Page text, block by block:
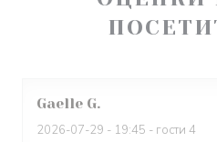
Gaelle G
2026-07-29 - 19:45 - гости 4